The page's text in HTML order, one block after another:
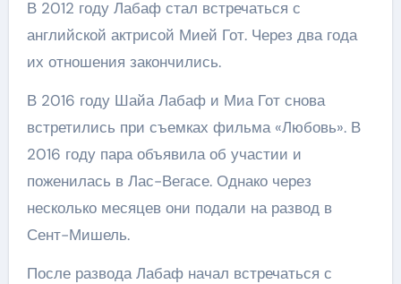
В 2012 году Лабаф стал встречаться с
английской актрисой Мией Гот. Через два года
их отношения закончились.
В 2016 году Шайа Лабаф и Миа Гот снова
встретились при съемках фильма «Любовь». В
2016 году пара объявила об участии и
поженилась в Лас-Вегасе. Однако через
несколько месяцев они подали на развод в
Сент-Мишель.
После развода Лабаф начал встречаться с